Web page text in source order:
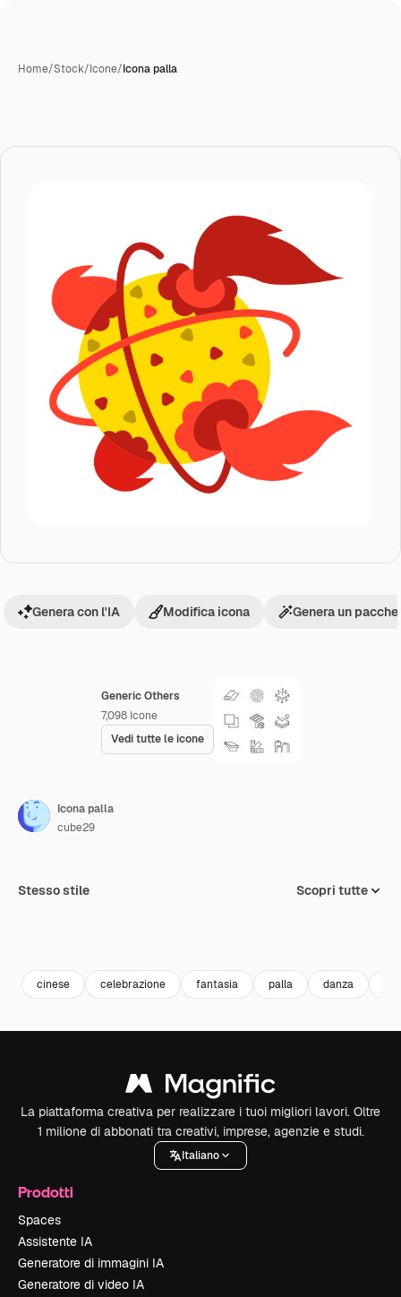
Home/Stock/Icone/Icona palla
Generic Others
7,098 Icone
Vedi tutte le icone
Genera con l'IA Modifica icona Genera un
Icona palla
cube29
Stesso stile Scopri tutte
cinese celebrazione fantasia palla danza
La piattaforma creativa per realizzare i tuoi migliori lavori. Oltre
1 milione di abbonati tra creativi, imprese, agenzie e studi.
Italiano
Prodotti
Spaces
Assistente IA
Generatore di immagini IA
Generatore di video IA